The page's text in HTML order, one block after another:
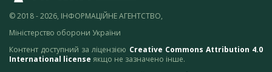
© 2018 - 2026, ІНФОРМАЦІЙНЕ АГЕНТСТВО,
Міністерство оборони України
Контент доступний за ліцензією Creative Commons Attribution 4.0
International license якщо не зазначено інше.